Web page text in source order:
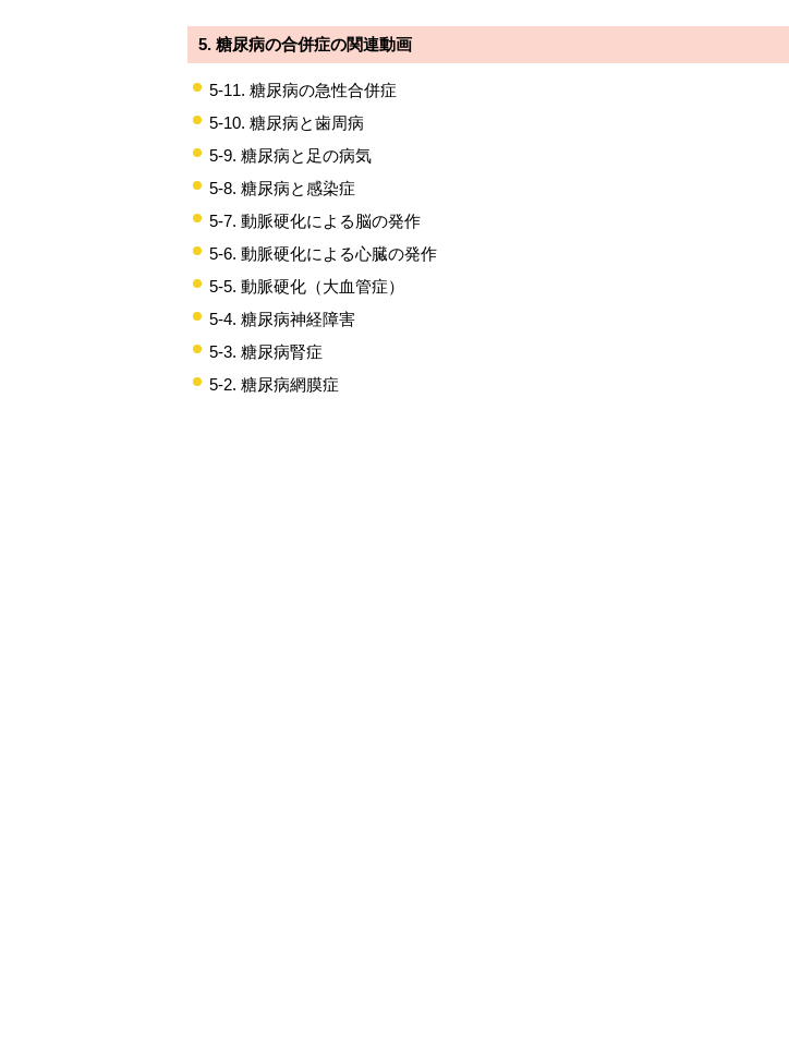
5. 糖尿病の合併症の関連動画
5-11. 糖尿病の急性合併症
5-10. 糖尿病と歯周病
5-9. 糖尿病と足の病気
5-8. 糖尿病と感染症
5-7. 動脈硬化による脳の発作
5-6. 動脈硬化による心臓の発作
5-5. 動脈硬化（大血管症）
5-4. 糖尿病神経障害
5-3. 糖尿病腎症
5-2. 糖尿病網膜症